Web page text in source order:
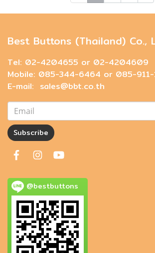
Best Buttons (Thailand) Co.,
Tel: 02-4204655 or 02-4204609
Mobile: 085-344-6464 or 085-
E-mail: sales@bbt.co.th
Subscribe
@bestbuttons